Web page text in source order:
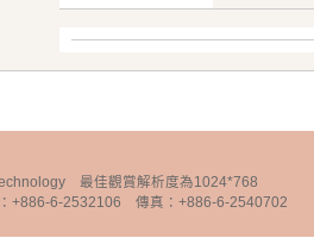
最佳觀賞解析度為1024*768
+886-6-2532106 傳真：+886-6-2540702